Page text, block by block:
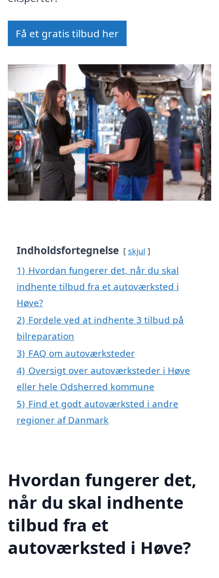
Få et gratis tilbud her
Indholdsfortegnelse skjul
1) Hvordan fungerer det, når du skal
indhente tilbud fra et autoværksted i
Høve?
2) Fordele ved at indhente 3 tilbud på
bilreparation
3) FAQ om autoværksteder
4) Oversigt over autoværksteder i Høve
eller hele Odsherred kommune
5) Find et godt autoværksted i andre
regioner af Danmark
Hvordan fungerer det,
når du skal indhente
tilbud fra et
autoværksted i Høve?